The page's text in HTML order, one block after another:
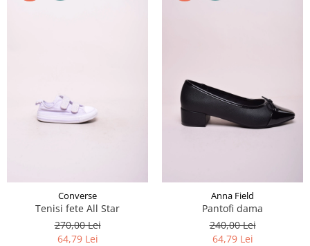
Converse
Tenisi fete All Star
270,00 Lei
64,79 Lei
Anna Field
Pantofi dama
240,00 Lei
64,79 Lei